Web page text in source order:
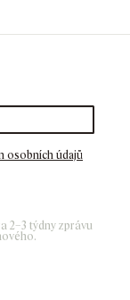
osobních údajů
2–3 týdny zprávu
kanál